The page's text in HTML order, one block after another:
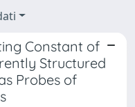
Constant of
Structured
Probes of